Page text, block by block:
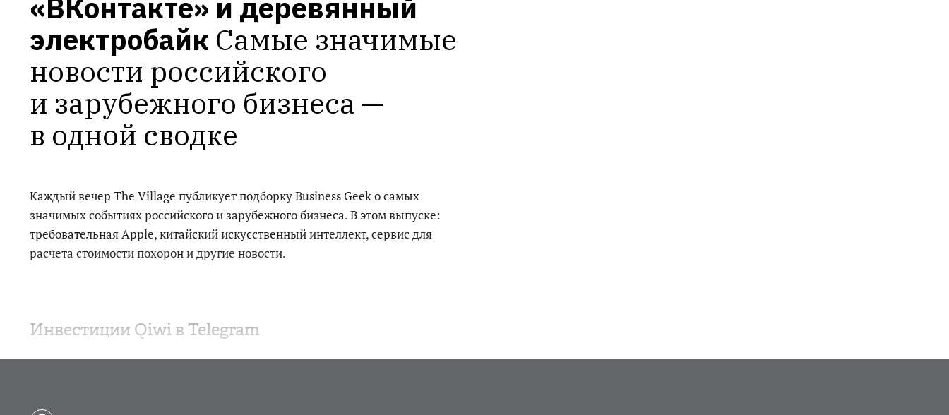
«ВКонтакте» и деревянный
электробайк Самые значимые
новости российского
и зарубежного бизнеса —
в одной сводке
Каждый вечер The Village публикует подборку Business Geek о самых
значимых событиях российского и зарубежного бизнеса. В этом выпуске:
требовательная Apple, китайский искусственный интеллект, сервис для
расчета стоимости похорон и другие новости.
Инвестиции Qiwi в Telegram